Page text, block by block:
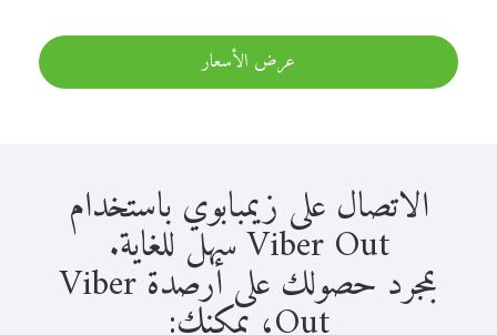
عرض الأسعار
الاتصال على زيمبابوي باستخدام
Viber Out سهل للغاية.
بمجرد حصولك على أرصدة Viber